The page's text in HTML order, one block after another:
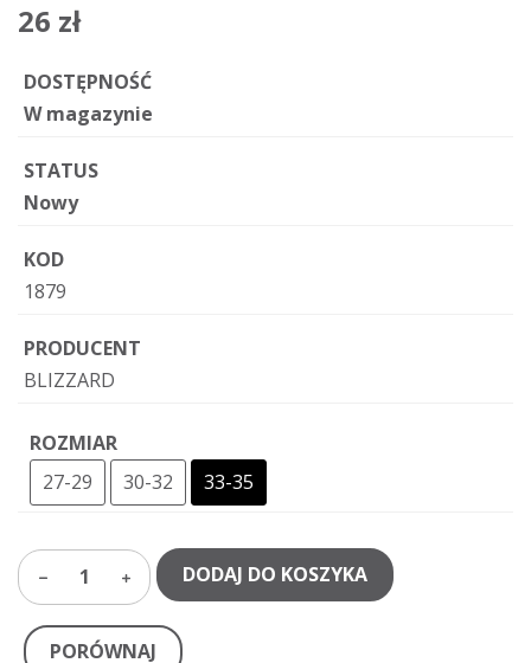
26 zł
DOSTĘPNOŚĆ
W magazynie
STATUS
Nowy
KOD
1879
PRODUCENT
BLIZZARD
ROZMIAR
27-29
30-32 33-35
1 DODAJ DO KOSZYKA
PORÓWNAJ